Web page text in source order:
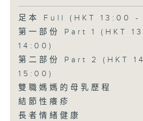
足本 Full (HKT 13:00 -
第一部份 Part 1 (HKT
14:00)
第二部份 Part 2 (HKT
15:00)
雙職媽媽的母乳歷程
結節性癢疹
長者情緒健康